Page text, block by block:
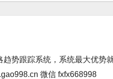
势跟踪系统，系统最大优势
微信 fxfx668998